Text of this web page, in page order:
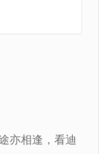
亦相逢，看迪